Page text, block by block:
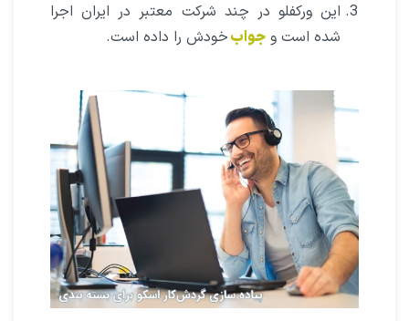
این ورکفلو در چند شرکت معتبر در ایران اجرا
شده است و جوابخودش را داده است.